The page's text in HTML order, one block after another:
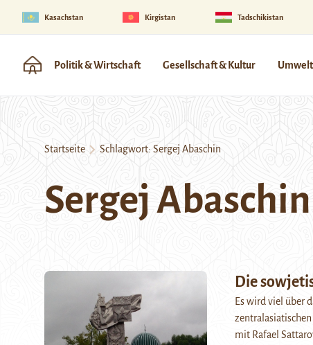
Kasachstan Kirgistan Tadschikistan
Politik & Wirtschaft Gesellschaft & Kultur
Startseite Schlagwort: Sergej Abaschin
Sergej Abaschin
Die
Es wird viel über
mit Rafael